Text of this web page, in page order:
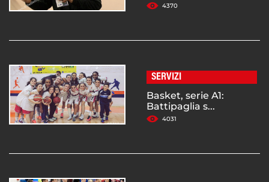
4370
SERVIZI
Basket, serie A1:
Battipaglia s...
4031